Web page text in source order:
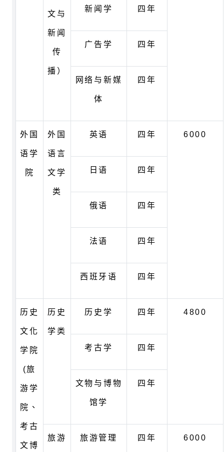
文与
新闻
传
播）
新闻学 四年
广告学 四年
网络与新媒
体
四年
外国
语学
院
外国
语言
文学
类
英语 四年 6000
日语 四年
俄语 四年
法语 四年
西班牙语 四年
历史
文化
学院
(旅
游学
院、
考古
文博
历史
学类
历史学 四年 4800
考古学 四年
文物与博物
馆学
四年
旅游 旅游管理 四年 6000